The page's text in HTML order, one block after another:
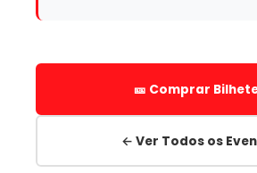
🎫 Comprar
← Ver Todos os